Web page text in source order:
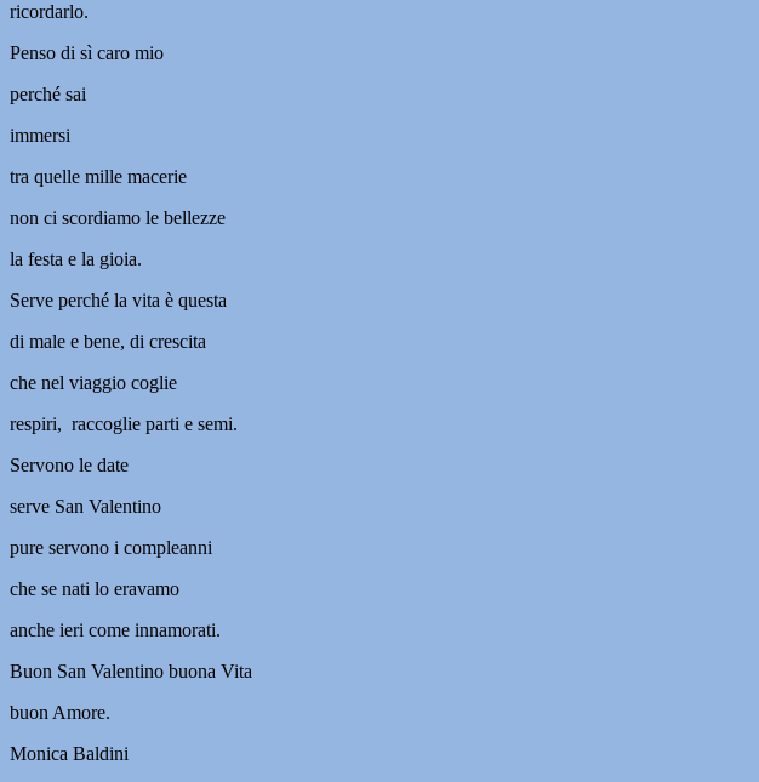
ricordarlo.
Penso di sì caro mio
perché sai
immersi
tra quelle mille macerie
non ci scordiamo le bellezze
la festa e la gioia.
Serve perché la vita è questa
di male e bene, di crescita
che nel viaggio coglie
respiri, raccoglie parti e semi.
Servono le date
serve San Valentino
pure servono i compleanni
che se nati lo eravamo
anche ieri come innamorati.
Buon San Valentino buona Vita
buon Amore.
Monica Baldini